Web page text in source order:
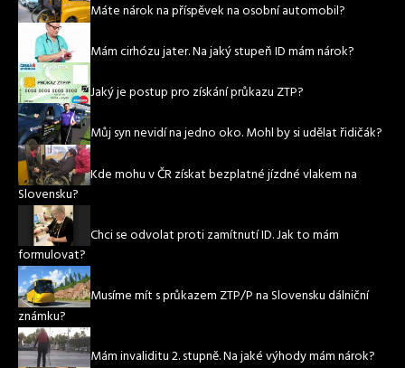
Máte nárok na příspěvek na osobní automobil?
Mám cirhózu jater. Na jaký stupeň ID mám nárok?
Jaký je postup pro získání průkazu ZTP?
Můj syn nevidí na jedno oko. Mohl by si udělat řidičák?
Kde mohu v ČR získat bezplatné jízdné vlakem na
Slovensku?
Chci se odvolat proti zamítnutí ID. Jak to mám
formulovat?
Musíme mít s průkazem ZTP/P na Slovensku dálniční
známku?
Mám invaliditu 2. stupně. Na jaké výhody mám nárok?